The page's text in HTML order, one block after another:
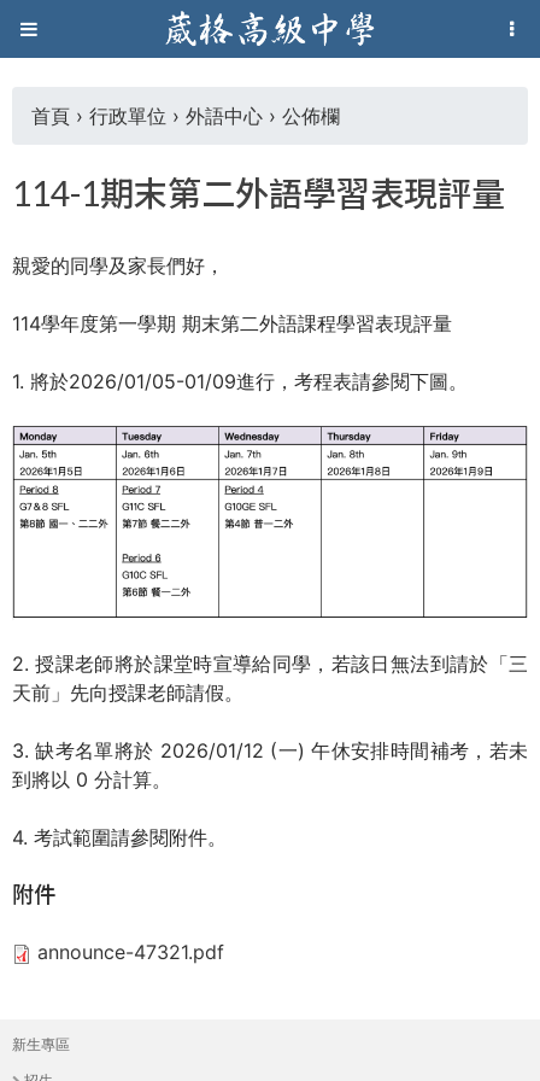
Jump to navigation
葳
格
高
格
國
際．
格。
培
養
具
國
際
移
的
世
界
公
TODAY
在
這
裡
首頁 › 行政單位 › 外語中心 › 公佈欄
114-1期末第二外語學習表現評量
親愛的同學及家長們好，
114學年度第一學期 期末第二外語課程學習表現評量
1. 將於2026/01/05-01/09進行，考程表請參閱下圖。
2. 授課老師將於課堂時宣導給同學，若該日無法到請於「三
天前」先向授課老師請假。
3. 缺考名單將於 2026/01/12 (一) 午休安排時間補考，若未
到將以 0 分計算。
4. 考試範圍請參閱附件。
附件
announce-47321.pdf
主
新生專區